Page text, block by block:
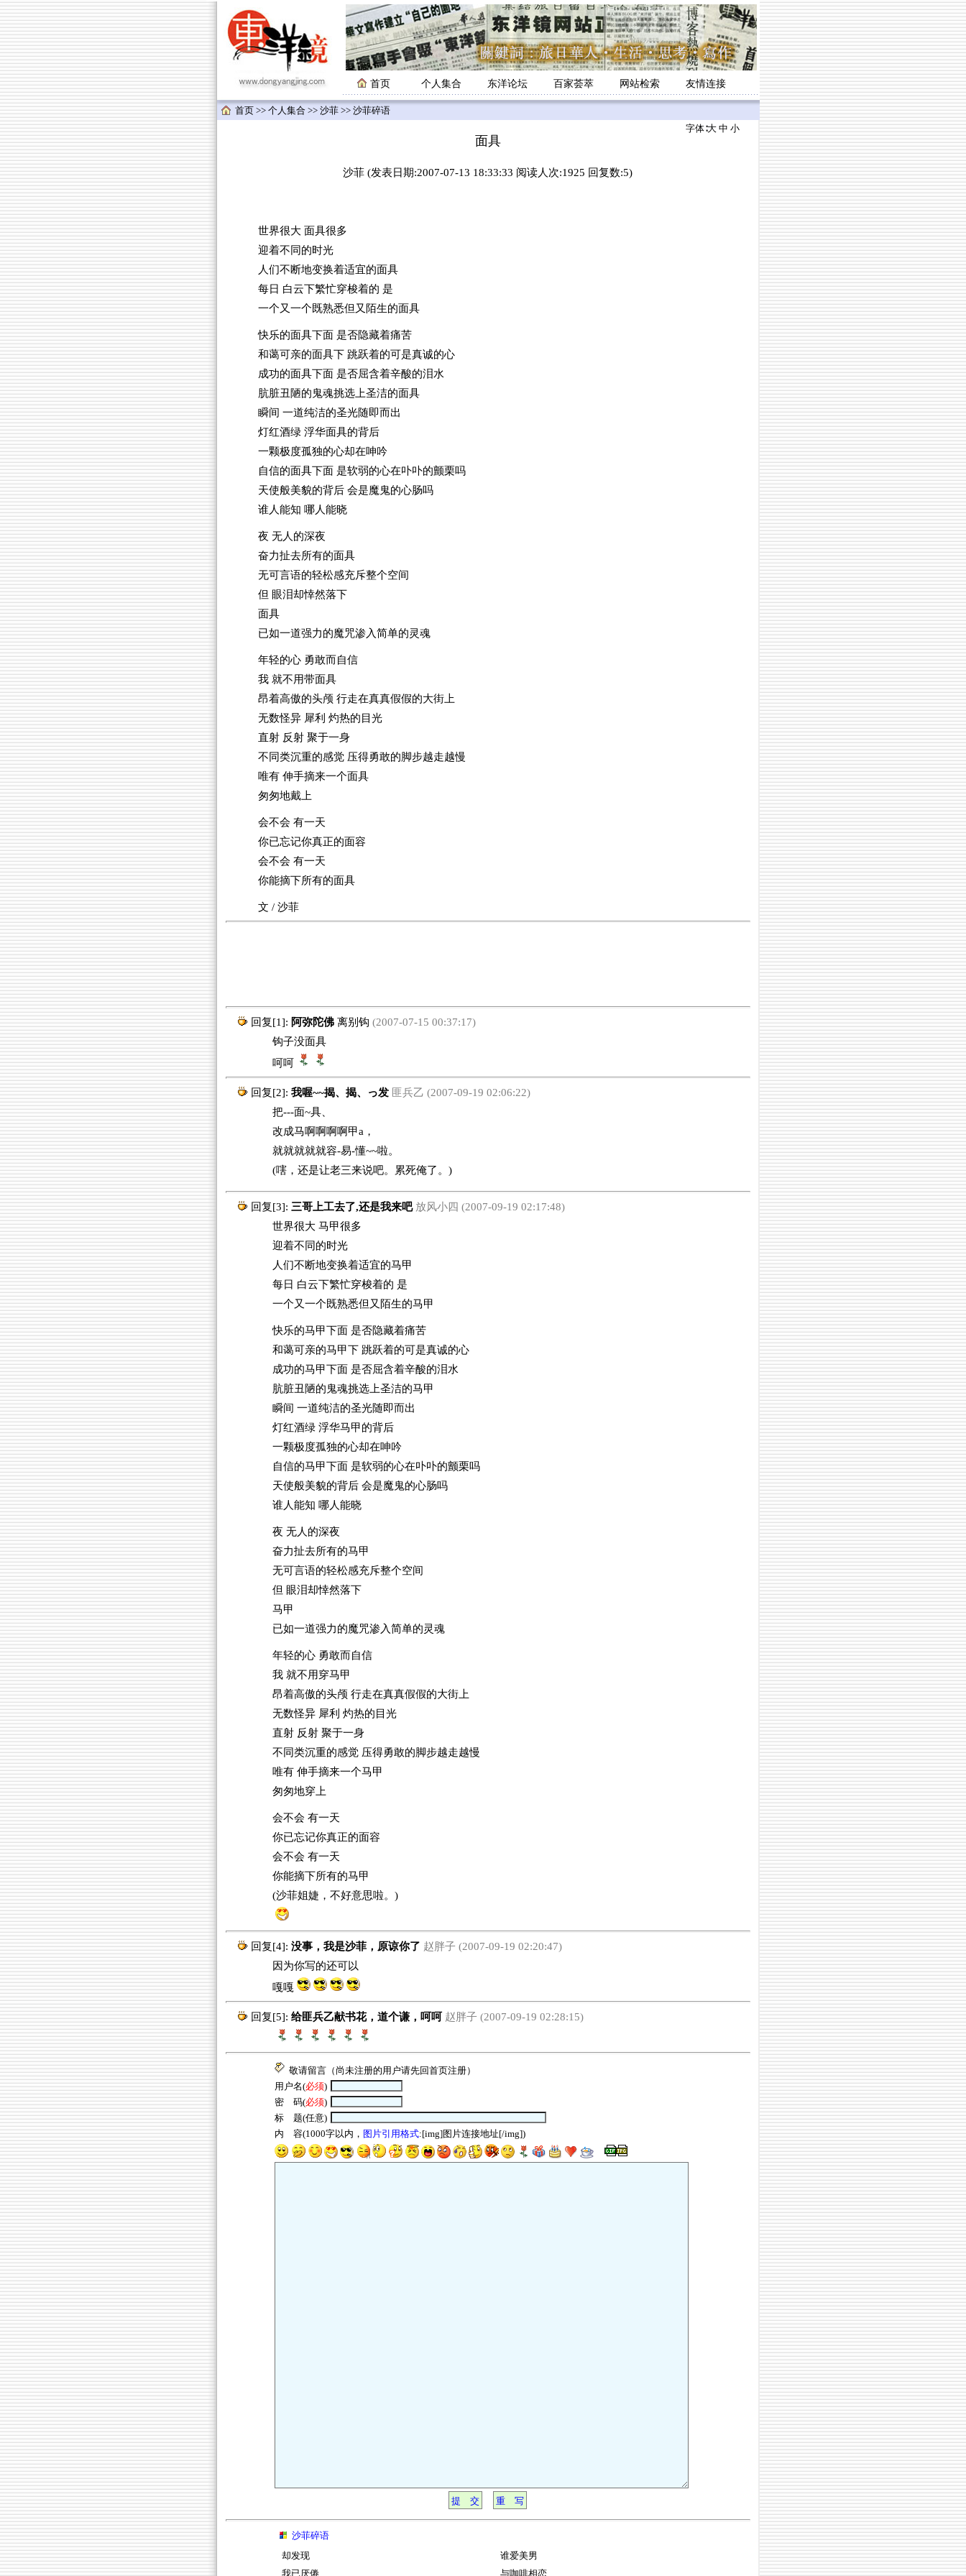
首页 个人集合 东洋论坛 百家荟萃 网站检索 友情连接
首页 >> 个人集合 >> 沙菲 >> 沙菲碎语
字体∶大 中 小
面具
沙菲 (发表日期:2007-07-13 18:33:33 阅读人次:1925 回复数:5)
世界很大 面具很多
迎着不同的时光
人们不断地变换着适宜的面具
每日 白云下繁忙穿梭着的 是
一个又一个既熟悉但又陌生的面具
快乐的面具下面 是否隐藏着痛苦
和蔼可亲的面具下 跳跃着的可是真诚的心
成功的面具下面 是否屈含着辛酸的泪水
肮脏丑陋的鬼魂挑选上圣洁的面具
瞬间 一道纯洁的圣光随即而出
灯红酒绿 浮华面具的背后
一颗极度孤独的心却在呻吟
自信的面具下面 是软弱的心在卟卟的颤栗吗
天使般美貌的背后 会是魔鬼的心肠吗
谁人能知 哪人能晓
夜 无人的深夜
奋力扯去所有的面具
无可言语的轻松感充斥整个空间
但 眼泪却悻然落下
面具
已如一道强力的魔咒渗入简单的灵魂
年轻的心 勇敢而自信
我 就不用带面具
昂着高傲的头颅 行走在真真假假的大街上
无数怪异 犀利 灼热的目光
直射 反射 聚于一身
不同类沉重的感觉 压得勇敢的脚步越走越慢
唯有 伸手摘来一个面具
匆匆地戴上
会不会 有一天
你已忘记你真正的面容
会不会 有一天
你能摘下所有的面具
文 / 沙菲
回复[1]: 阿弥陀佛 离别钩 (2007-07-15 00:37:17)
钩子没面具
呵呵
回复[2]: 我喔~~揭、揭、っ发 匪兵乙 (2007-09-19 02:06:22)
把---面~具、
改成马啊啊啊啊甲a，
就就就就就容-易-懂~~啦。
(嗐，还是让老三来说吧。累死俺了。)
回复[3]: 三哥上工去了,还是我来吧 放风小四 (2007-09-19 02:17:48)
世界很大 马甲很多
迎着不同的时光
人们不断地变换着适宜的马甲
每日 白云下繁忙穿梭着的 是
一个又一个既熟悉但又陌生的马甲
快乐的马甲下面 是否隐藏着痛苦
和蔼可亲的马甲下 跳跃着的可是真诚的心
成功的马甲下面 是否屈含着辛酸的泪水
肮脏丑陋的鬼魂挑选上圣洁的马甲
瞬间 一道纯洁的圣光随即而出
灯红酒绿 浮华马甲的背后
一颗极度孤独的心却在呻吟
自信的马甲下面 是软弱的心在卟卟的颤栗吗
天使般美貌的背后 会是魔鬼的心肠吗
谁人能知 哪人能晓
夜 无人的深夜
奋力扯去所有的马甲
无可言语的轻松感充斥整个空间
但 眼泪却悻然落下
马甲
已如一道强力的魔咒渗入简单的灵魂
年轻的心 勇敢而自信
我 就不用穿马甲
昂着高傲的头颅 行走在真真假假的大街上
无数怪异 犀利 灼热的目光
直射 反射 聚于一身
不同类沉重的感觉 压得勇敢的脚步越走越慢
唯有 伸手摘来一个马甲
匆匆地穿上
会不会 有一天
你已忘记你真正的面容
会不会 有一天
你能摘下所有的马甲
(沙菲姐婕，不好意思啦。)
回复[4]: 没事，我是沙菲，原谅你了 赵胖子 (2007-09-19 02:20:47)
因为你写的还可以
嘎嘎
回复[5]: 给匪兵乙献书花，道个谦，呵呵 赵胖子 (2007-09-19 02:28:15)
敬请留言（尚未注册的用户请先回首页注册）
用户名(必须)
密 码(必须)
标 题(任意)
内 容(1000字以内， 图片引用格式:[img]图片连接地址[/img])
沙菲碎语
却发现
我已厌倦
谁爱美男
与咖啡相恋